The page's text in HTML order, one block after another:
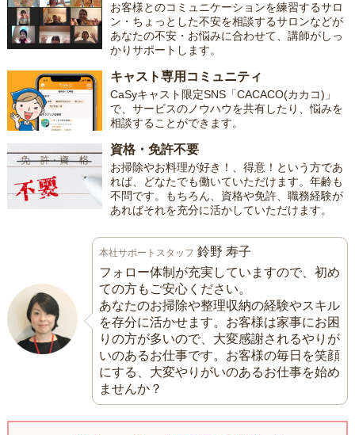
お客様とのコミュニケーションを練習するサロ
ン・ちょっとした不安を相談するサロンなどが
あなたの不安・お悩みに合わせて、講師がしっ
かりサポートします。
キャスト専用コミュニティ
CaSyキャスト限定SNS「CACACO(カカコ)」
で、サービスのノウハウを共有したり、悩みを
相談することができます。
資格・免許不要
お掃除やお料理が好き！、得意！という方であ
れば、どなたでも働いていただけます。年齢も
不問です。もちろん、資格や免許、職務経験が
あればそれを充分に活かしていただけます。
本社サポートスタッフ 鈴野 寿子
フォロー体制が充実していますので、初め
ての方もご安心ください。
あなたのお掃除や整理収納の経験やスキル
を存分に活かせます。お客様は家事にお困
りの方が多いので、大変感謝されるやりが
いのあるお仕事です。お客様の毎日を笑顔
にする、大変やりがいのあるお仕事を始め
ませんか？